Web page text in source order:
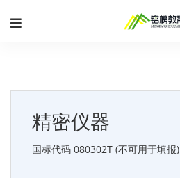
精密仪器
国标代码 080302T (不可用于填报)